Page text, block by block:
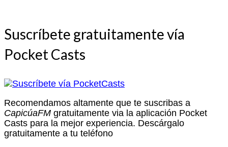
Suscríbete gratuitamente vía
Pocket Casts
Recomendamos altamente que te suscribas a
CapicúaFM gratuitamente via la aplicación Pocket
Casts para la mejor experiencia. Descárgalo
gratuitamente a tu teléfono